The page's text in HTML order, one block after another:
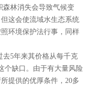
森林消失会导致气候变
这会使流域水生态系统
环境保护法行事，同样
5年来其价格从每千克
个缺口。由于有大量风险
提供的优厚条件，20多